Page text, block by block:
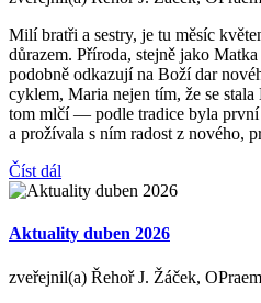
Milí bratři a sestry, je tu měsíc
důrazem. Příroda, stejně jako
podobně odkazují na Boží dar
cyklem, Maria nejen tím, že se
tom mlčí — podle tradice byla první
a prožívala s ním radost z nového,
Číst dál
Aktuality duben 2026
zveřejnil(a) Řehoř J. Žáček,